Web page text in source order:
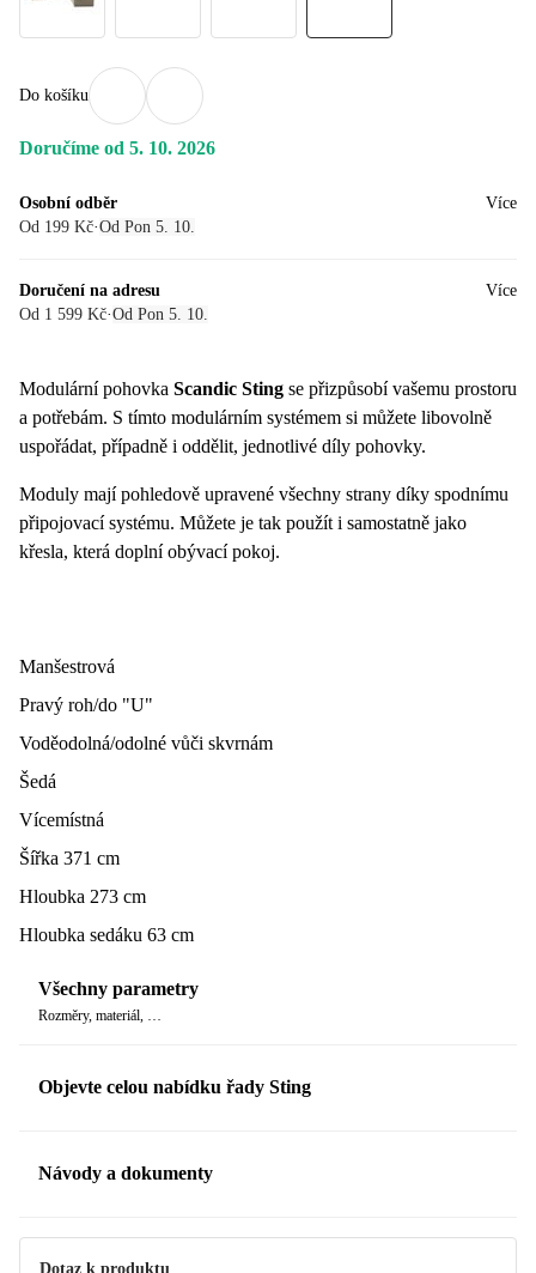
Do košíku
Doručíme od 5. 10. 2026
Osobní odběr
Od 199 Kč·Od Pon 5. 10.
Více
Doručení na adresu
Od 1 599 Kč·Od Pon 5. 10.
Více
Modulární pohovka Scandic Sting se přizpůsobí vašemu prostoru
a potřebám. S tímto modulárním systémem si můžete libovolně
uspořádat, případně i oddělit, jednotlivé díly pohovky.
Moduly mají pohledově upravené všechny strany díky spodnímu
připojovací systému. Můžete je tak použít i samostatně jako
křesla, která doplní obývací pokoj.
Manšestrová
Pravý roh/do "U"
Voděodolná/odolné vůči skvrnám
Šedá
Vícemístná
Šířka 371 cm
Hloubka 273 cm
Hloubka sedáku 63 cm
Všechny parametry
Rozměry, materiál, …
Objevte celou nabídku řady Sting
Návody a dokumenty
Dotaz k produktu